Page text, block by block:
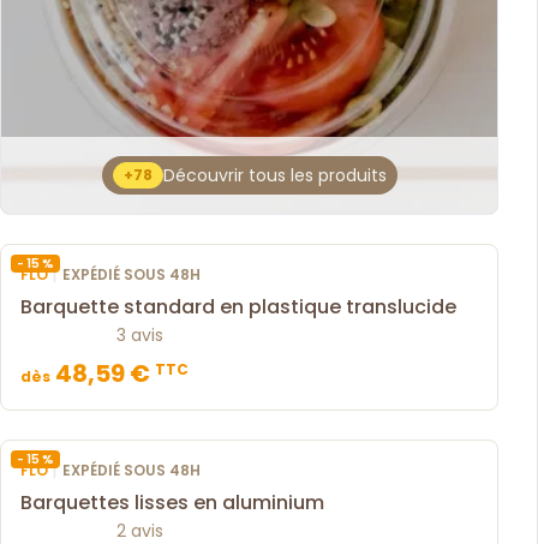
+78 Découvrir tous les produits
- 15 %
FLO| EXPÉDIÉ SOUS 48H
Barquette standard en plastique translucide
3 avis
dès 48,59 € TTC
- 15 %
FLO| EXPÉDIÉ SOUS 48H
Barquettes lisses en aluminium
2 avis